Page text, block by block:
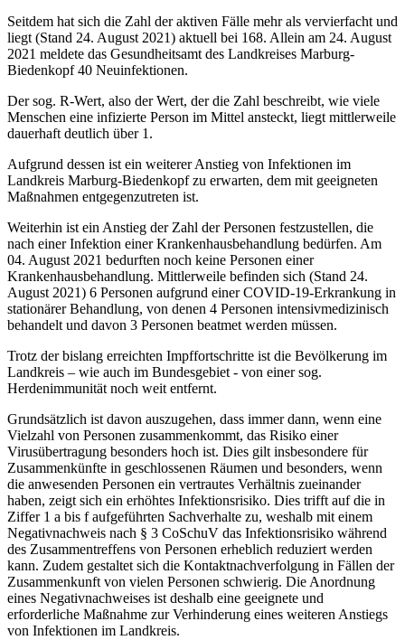
Seitdem hat sich die Zahl der aktiven Fälle mehr als vervierfacht und
liegt (Stand 24. August 2021) aktuell bei 168. Allein am 24. August
2021 meldete das Gesundheitsamt des Landkreises Marburg-
Biedenkopf 40 Neuinfektionen.
Der sog. R-Wert, also der Wert, der die Zahl beschreibt, wie viele
Menschen eine infizierte Person im Mittel ansteckt, liegt mittlerweile
dauerhaft deutlich über 1.
Aufgrund dessen ist ein weiterer Anstieg von Infektionen im
Landkreis Marburg-Biedenkopf zu erwarten, dem mit geeigneten
Maßnahmen entgegenzutreten ist.
Weiterhin ist ein Anstieg der Zahl der Personen festzustellen, die
nach einer Infektion einer Krankenhausbehandlung bedürfen. Am
04. August 2021 bedurften noch keine Personen einer
Krankenhausbehandlung. Mittlerweile befinden sich (Stand 24.
August 2021) 6 Personen aufgrund einer COVID-19-Erkrankung in
stationärer Behandlung, von denen 4 Personen intensivmedizinisch
behandelt und davon 3 Personen beatmet werden müssen.
Trotz der bislang erreichten Impffortschritte ist die Bevölkerung im
Landkreis – wie auch im Bundesgebiet - von einer sog.
Herdenimmunität noch weit entfernt.
Grundsätzlich ist davon auszugehen, dass immer dann, wenn eine
Vielzahl von Personen zusammenkommt, das Risiko einer
Virusübertragung besonders hoch ist. Dies gilt insbesondere für
Zusammenkünfte in geschlossenen Räumen und besonders, wenn
die anwesenden Personen ein vertrautes Verhältnis zueinander
haben, zeigt sich ein erhöhtes Infektionsrisiko. Dies trifft auf die in
Ziffer 1 a bis f aufgeführten Sachverhalte zu, weshalb mit einem
Negativnachweis nach § 3 CoSchuV das Infektionsrisiko während
des Zusammentreffens von Personen erheblich reduziert werden
kann. Zudem gestaltet sich die Kontaktnachverfolgung in Fällen der
Zusammenkunft von vielen Personen schwierig. Die Anordnung
eines Negativnachweises ist deshalb eine geeignete und
erforderliche Maßnahme zur Verhinderung eines weiteren Anstiegs
von Infektionen im Landkreis.